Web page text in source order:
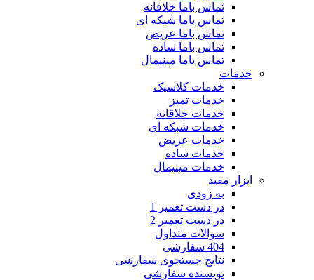
تماس باما خلاقانه
تماس باما شبکه ای
تماس باما عریض
تماس باما ساده
تماس باما مینیمال
خدمات
خدمات کلاسیک
خدمات تمیز
خدمات خلاقانه
خدمات شبکه ای
خدمات عریض
خدمات ساده
خدمات مینیمال
ابزار مفید
به زودی
در دست تعمیر 1
در دست تعمیر 2
سوالات متداول
404 سفارشی
نتایج جستجوی سفارشی
نویسنده سفارشی